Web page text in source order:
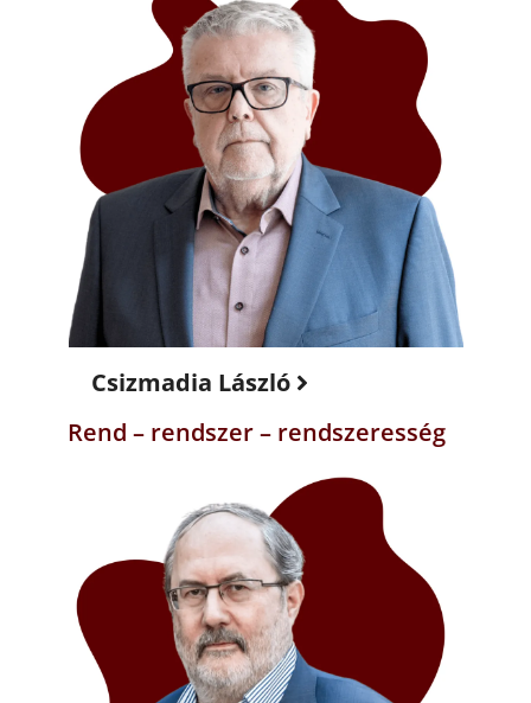
Csizmadia László
Rend – rendszer – rendszeresség